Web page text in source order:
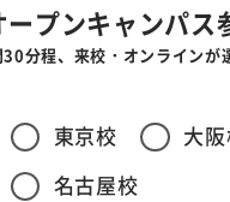
プンキャンパス
30分程、来校・オンラインが
東京校
大
名古屋校